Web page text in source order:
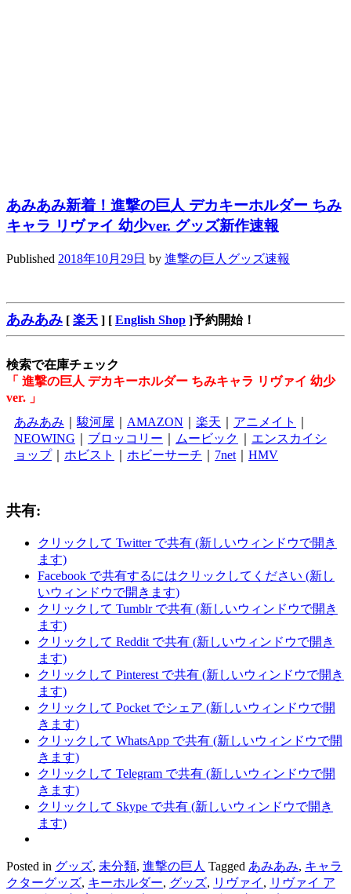
あみあみ新着！進撃の巨人 デカキーホルダー ちみ
キャラ リヴァイ 幼少ver. グッズ新作速報
Published 2018年10月29日 by 進撃の巨人グッズ速報
あみあみ [ 楽天 ] [ English Shop ]予約開始！
検索で在庫チェック
「 進撃の巨人 デカキーホルダー ちみキャラ リヴァイ 幼少
ver. 」
あみあみ
駿河屋 AMAZON 楽天 アニメイト
NEOWING
ブロッコリー ムービック
エンスカイシ
ョップ｜ ホビスト ホビーサーチ 7net HMV
共有:
クリックして Twitter で共有 (新しいウィンドウで開き
ます)
Facebook で共有するにはクリックしてください (新し
いウィンドウで開きます)
クリックして Tumblr で共有 (新しいウィンドウで開き
ます)
クリックして Reddit で共有 (新しいウィンドウで開き
ます)
クリックして Pinterest で共有 (新しいウィンドウで開き
ます)
クリックして Pocket でシェア (新しいウィンドウで開
きます)
クリックして WhatsApp で共有 (新しいウィンドウで開
きます)
クリックして Telegram で共有 (新しいウィンドウで開
きます)
クリックして Skype で共有 (新しいウィンドウで開き
ます)
Posted in グッズ, 未分類, 進撃の巨人 Tagged あみあみ, キャラ
クターグッズ, キーホルダー, グッズ, リヴァイ , リヴァイ ア